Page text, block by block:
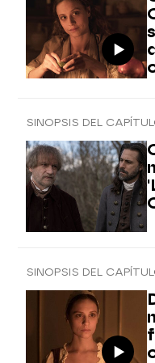
SINOPSIS DEL
SINOPSIS DEL